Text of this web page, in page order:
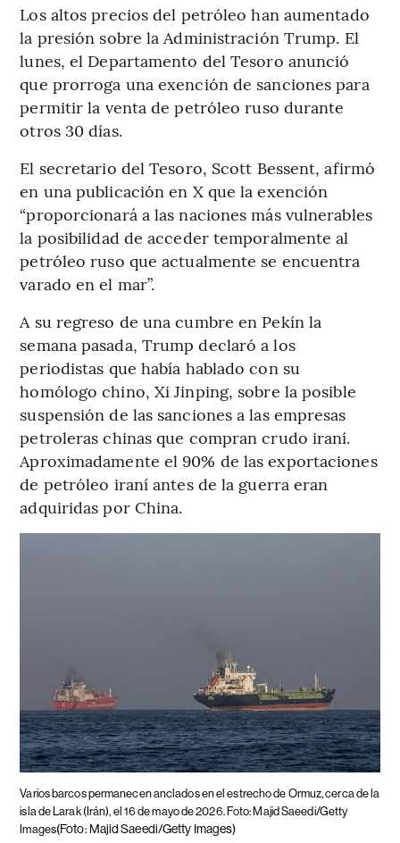
Los altos precios del petróleo han aumentado
la presión sobre la Administración Trump. El
lunes, el Departamento del Tesoro anunció
que prorroga una exención de sanciones para
permitir la venta de petróleo ruso durante
otros 30 días.
El secretario del Tesoro, Scott Bessent, afirmó
en una publicación en X que la exención
“proporcionará a las naciones más vulnerables
la posibilidad de acceder temporalmente al
petróleo ruso que actualmente se encuentra
varado en el mar”.
A su regreso de una cumbre en Pekín la
semana pasada, Trump declaró a los
periodistas que había hablado con su
homólogo chino, Xi Jinping, sobre la posible
suspensión de las sanciones a las empresas
petroleras chinas que compran crudo iraní.
Aproximadamente el 90% de las exportaciones
de petróleo iraní antes de la guerra eran
adquiridas por China.
Varios barcos permanecen anclados en el estrecho de Ormuz, cerca de la
isla de Larak (Irán), el 16 de mayo de 2026. Foto: Majid Saeedi/Getty
Images(Foto: Majid Saeedi/Getty Images)